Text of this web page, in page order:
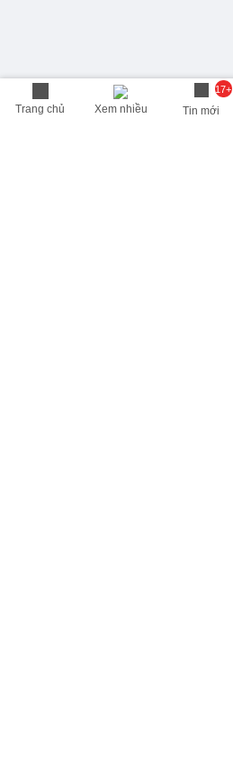
Trang chủ Xem nhiều
17+
Tin mới